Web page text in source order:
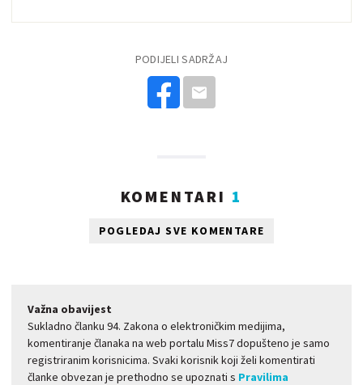
PODIJELI SADRŽAJ
KOMENTARI 1
POGLEDAJ SVE KOMENTARE
Važna obavijest
Sukladno članku 94. Zakona o elektroničkim medijima,
komentiranje članaka na web portalu Miss7 dopušteno je samo
registriranim korisnicima. Svaki korisnik koji želi komentirati
članke obvezan je prethodno se upoznati s Pravilima